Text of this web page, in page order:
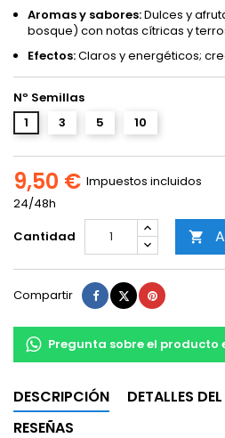
Aromas y sabores:Dulces y
bosque) con notas cítricas y
Efectos:Claros y energéticos;
Nº Semillas
1
3 5 10
9,50 € Impuestos incluidos
24/48h
Cantidad

Compartir Compartir
TuitearPinterest
Pregunta sobre el producto
DESCRIPCIÓN
DETALLES
RESEÑAS